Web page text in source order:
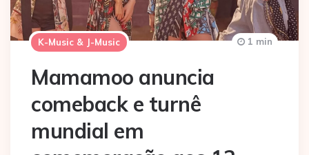
K-Music & J-Music
Mamamoo anuncia
comeback e turnê
mundial em
1 min